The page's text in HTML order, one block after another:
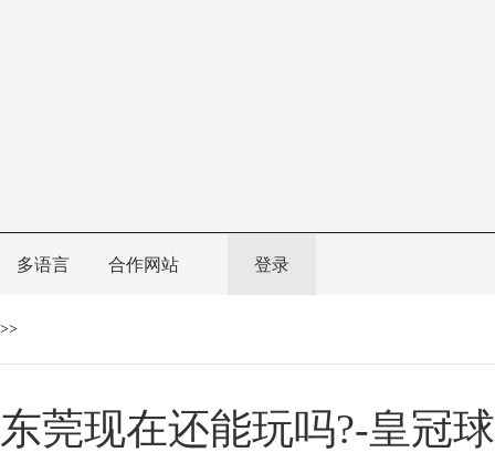
多语言 合作网站 登录
>>
东莞现在还能玩吗?-皇冠